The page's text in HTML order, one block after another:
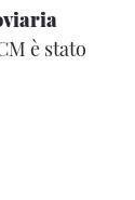
è stato